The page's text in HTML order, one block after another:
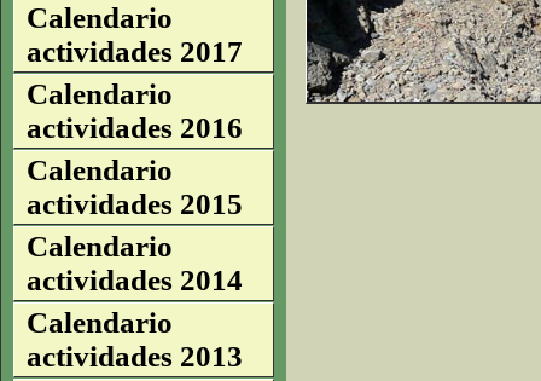
Calendario
actividades 2017
Calendario
actividades 2016
Calendario
actividades 2015
Calendario
actividades 2014
Calendario
actividades 2013